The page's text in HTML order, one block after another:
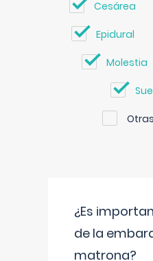
Cesárea
Epidural
Molestia
¿Es
de la
matrona?